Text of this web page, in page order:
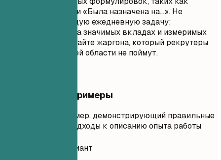
«Отвечала за…» или «Была назначена на…». Не
перечисляйте каждую ежедневную задачу;
сосредоточьтесь на значимых вкладах и измеримых
результатах. Избегайте жаргона, который рекрутеры
за пределами вашей области не поймут.
Практические примеры
Практический пример, демонстрирующий правильные
и неправильные подходы к описанию опыта работы
Неудачный вариант